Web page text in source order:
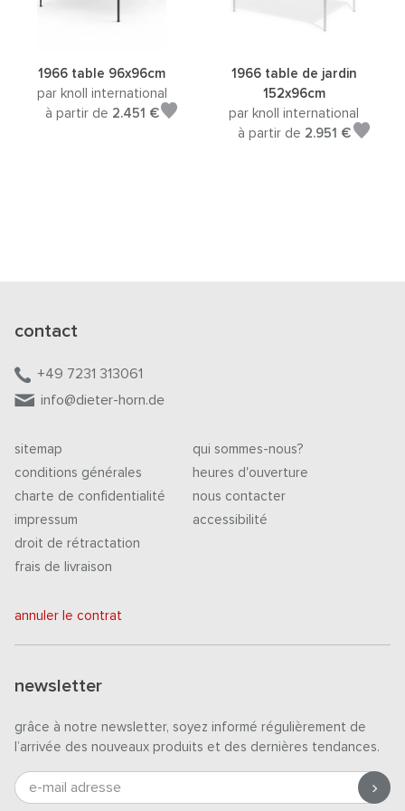
1966 table 96x96cm
par knoll international
à partir de 2.451 €
1966 table de jardin
152x96cm
par knoll international
à partir de 2.951 €
contact
+49 7231 313061
info@dieter-horn.de
sitemap
conditions générales
charte de confidentialité
impressum
droit de rétractation
frais de livraison
qui sommes-nous?
heures d'ouverture
nous contacter
accessibilité
annuler le contrat
newsletter
grâce à notre newsletter, soyez informé régulièrement de
l’arrivée des nouveaux produits et des dernières tendances.
e-mail adresse